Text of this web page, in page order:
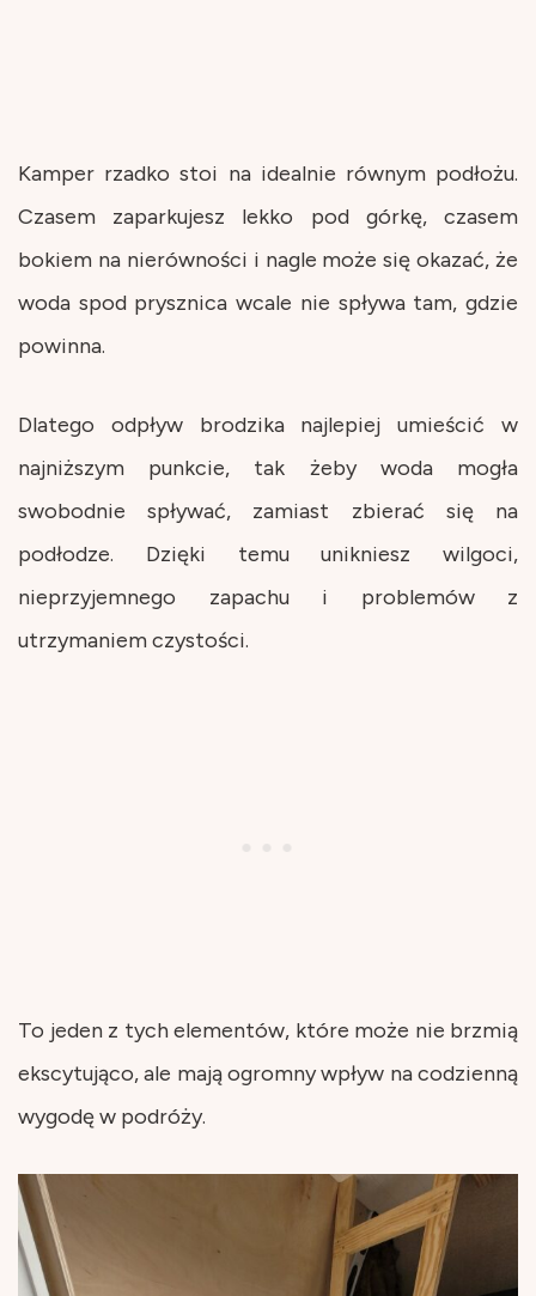
Kamper rzadko stoi na idealnie równym podłożu.
Czasem zaparkujesz lekko pod górkę, czasem
bokiem na nierówności i nagle może się okazać, że
woda spod prysznica wcale nie spływa tam, gdzie
powinna.
Dlatego odpływ brodzika najlepiej umieścić w
najniższym punkcie, tak żeby woda mogła
swobodnie spływać, zamiast zbierać się na
podłodze. Dzięki temu unikniesz wilgoci,
nieprzyjemnego zapachu i problemów z
utrzymaniem czystości.
To jeden z tych elementów, które może nie brzmią
ekscytująco, ale mają ogromny wpływ na codzienną
wygodę w podróży.